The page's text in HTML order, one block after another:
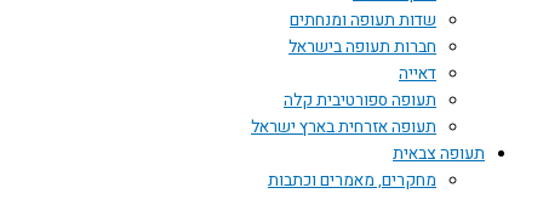
שדות תעופה ומנחתים
חברות תעופה בישראל
דאייה
תעופה ספורטיבית קלה
תעופה אזרחית בארץ ישראל
תעופה צבאית
מחקרים, מאמרים וכתבות